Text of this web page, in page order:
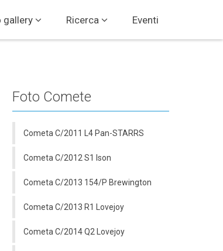
gallery Ricerca Eventi
Foto Comete
Cometa C/2011 L4 Pan-STARRS
Cometa C/2012 S1 Ison
Cometa C/2013 154/P Brewington
Cometa C/2013 R1 Lovejoy
Cometa C/2014 Q2 Lovejoy